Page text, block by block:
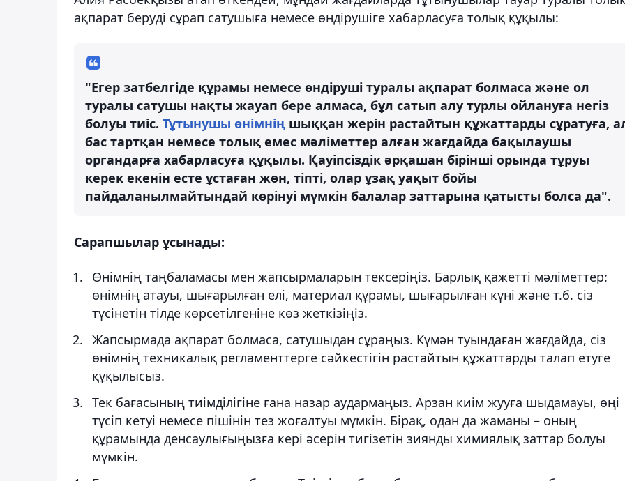
ақпарат беруді сұрап сатушыға немесе өндірушіге хабарласуға толық құқылы:
"Егер затбелгіде құрамы немесе өндіруші туралы ақпарат болмаса және ол
туралы сатушы нақты жауап бере алмаса, бұл сатып алу турлы ойлануға негіз
болуы тиіс. Тұтынушы өнімнің шыққан жерін растайтын құжаттарды сұратуға,
бас тартқан немесе толық емес мәліметтер алған жағдайда бақылаушы
органдарға хабарласуға құқылы. Қауіпсіздік әрқашан бірінші орында тұруы
керек екенін есте ұстаған жөн, тіпті, олар ұзақ уақыт бойы
пайдаланылмайтындай көрінуі мүмкін балалар заттарына қатысты болса да".
Сарапшылар ұсынады:
Өнімнің таңбаламасы мен жапсырмаларын тексеріңіз. Барлық қажетті мәліметтер:
өнімнің атауы, шығарылған елі, материал құрамы, шығарылған күні және т.б. сіз
түсінетін тілде көрсетілгеніне көз жеткізіңіз.
Жапсырмада ақпарат болмаса, сатушыдан сұраңыз. Күмән туындаған жағдайда, сіз
өнімнің техникалық регламенттерге сәйкестігін растайтын құжаттарды талап етуге
құқылысыз.
Тек бағасының тиімділігіне ғана назар аудармаңыз. Арзан киім жууға шыдамауы, өңі
түсіп кетуі немесе пішінін тез жоғалтуы мүмкін. Бірақ, одан да жаманы – оның
құрамында денсаулығыңызға кері әсерін тигізетін зиянды химиялық заттар болуы
мүмкін.